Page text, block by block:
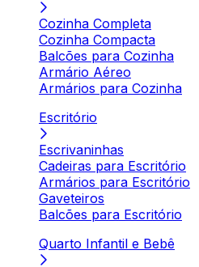
Cozinha Completa
Cozinha Compacta
Balcões para Cozinha
Armário Aéreo
Armários para Cozinha
Escritório
Escrivaninhas
Cadeiras para Escritório
Armários para Escritório
Gaveteiros
Balcões para Escritório
Quarto Infantil e Bebê